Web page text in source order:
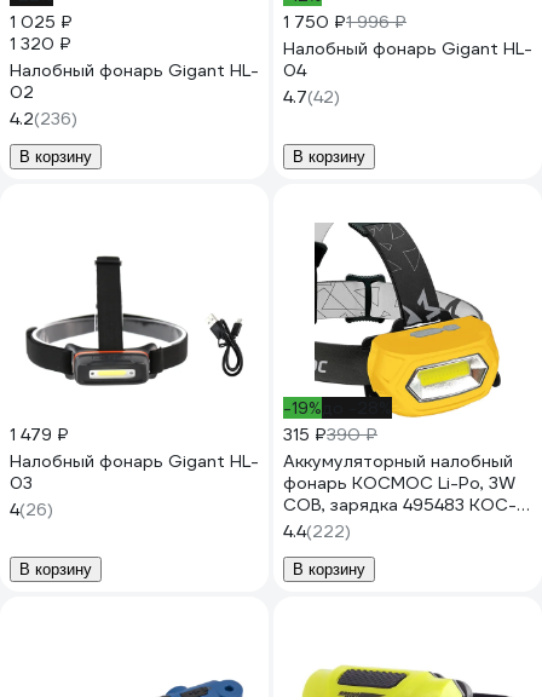
1 025 ₽
1 320 ₽
Налобный фонарь Gigant HL-
02
4.2(236)
В корзину
1 750 ₽1 996 ₽
Налобный фонарь Gigant HL-
04
4.7(42)
В корзину
1 479 ₽
Налобный фонарь Gigant HL-
03
4(26)
В корзину
-19%
315 ₽390 ₽
Аккумуляторный налобный
фонарь КОСМОС Li-Po, 3W
COB, зарядка 495483 KOC-
LiPoH3WCOB
4.4(222)
В корзину